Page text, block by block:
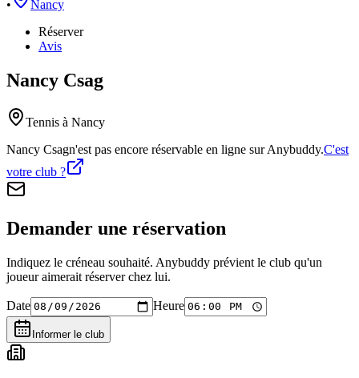
•
Nancy
Réserver
Avis
Nancy Csag
Tennis à Nancy
Nancy Csagn'est pas encore réservable en ligne sur Anybuddy.C'est
votre club ?
Demander une réservation
Indiquez le créneau souhaité. Anybuddy prévient le club qu'un
joueur aimerait réserver chez lui.
Date Heure
Informer le club